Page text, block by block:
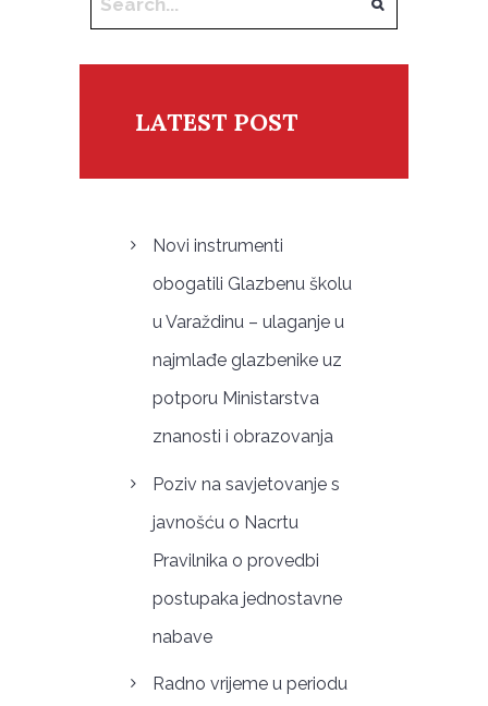
LATEST POST
Novi instrumenti
obogatili Glazbenu školu
u Varaždinu – ulaganje u
najmlađe glazbenike uz
potporu Ministarstva
znanosti i obrazovanja
Poziv na savjetovanje s
javnošću o Nacrtu
Pravilnika o provedbi
postupaka jednostavne
nabave
Radno vrijeme u periodu